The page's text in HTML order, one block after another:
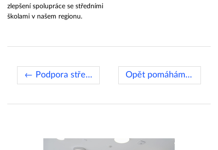
zlepšení spolupráce se středními
školami v našem regionu.
← Podpora střediska rané péče Opět pomáháme školám →